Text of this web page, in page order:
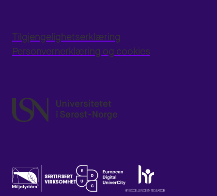
Tilgjengelighetserklæring
Personvernerklæring og cookies